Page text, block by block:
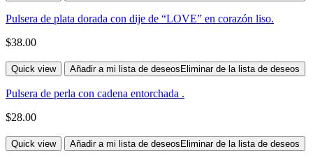
Pulsera de plata dorada con dije de “LOVE” en corazón liso.
$38.00
Quick view Añadir a mi lista de deseos Eliminar de la lista de deseos
Pulsera de perla con cadena entorchada .
$28.00
Quick view Añadir a mi lista de deseos Eliminar de la lista de deseos